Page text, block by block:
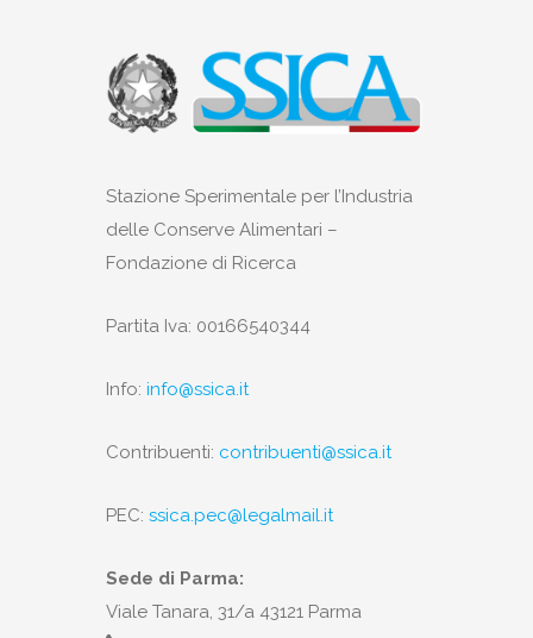
Stazione Sperimentale per l’Industria
delle Conserve Alimentari –
Fondazione di Ricerca
Partita Iva: 00166540344
Info: info@ssica.it
Contribuenti: contribuenti@ssica.it
PEC: ssica.pec@legalmail.it
Sede di Parma:
Viale Tanara, 31/a 43121 Parma